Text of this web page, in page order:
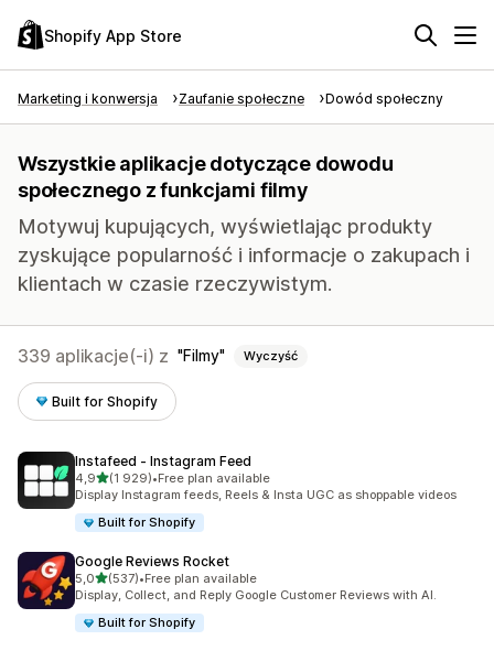
Shopify App Store
Marketing i konwersja Zaufanie społeczne Dowód społeczny
Wszystkie aplikacje dotyczące dowodu
społecznego z funkcjami filmy
Motywuj kupujących, wyświetlając produkty
zyskujące popularność i informacje o zakupach i
klientach w czasie rzeczywistym.
339 aplikacje(-i) z Filmy Wyczyść
Built for Shopify
Instafeed ‑ Instagram Feed
4,9na 5 gwiazdek
(1 929)
Łączna liczba recenzji: 1929
•Free plan available
Display Instagram feeds, Reels & Insta UGC as shoppable videos
Built for Shopify
Google Reviews Rocket
5,0na 5 gwiazdek
(537)
Łączna liczba recenzji: 537
•Free plan available
Display, Collect, and Reply Google Customer Reviews with AI.
Built for Shopify